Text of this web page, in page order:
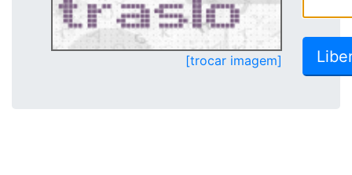
[trocar imagem]